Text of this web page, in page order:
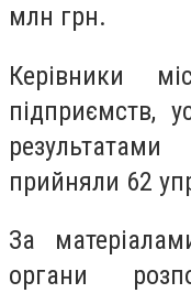
млн грн.
Керівники
підприємств,
прийняли 62
За
органи